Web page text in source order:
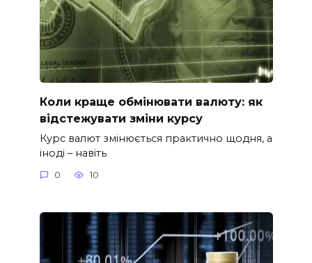
Коли краще обмінювати валюту: як
відстежувати зміни курсу
Курс валют змінюється практично щодня, а
іноді – навіть
0 10